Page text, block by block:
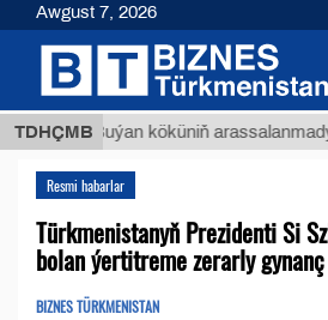
TDHÇMB
Buýan köküniň arassalanmadyk
Resmi habarlar
Türkmenistanyň Prezidenti Si
bolan ýertitreme zerarly
BIZNES TÜRKMENISTAN
Awgust 7, 2026